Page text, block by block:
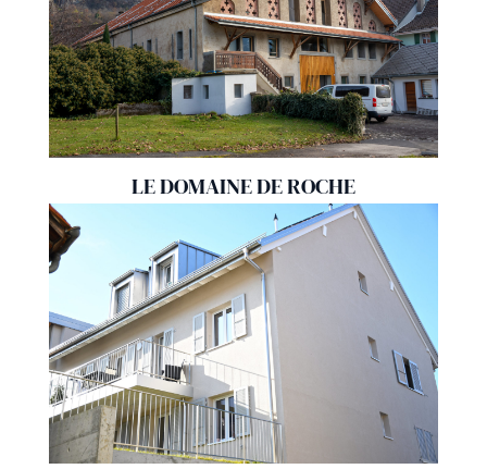
LE DOMAINE DE ROCHE